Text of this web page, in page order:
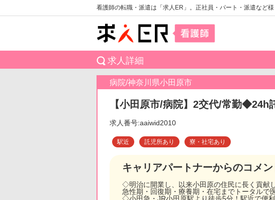
看護師の転職・派遣は「求人ER」。正社員・パート・派遣など様
求人詳細
病院/神奈川県小田原市
【小田原市/病院】2交代/常勤
求人番号:aaiwid2010
駅近 託児所あり 寮・社宅あり
キャリアパートナーからのコメン
◇明治に開業し、以来小田原の住民に長く貢献
急性期・回復期・療養期・在宅までトータルで